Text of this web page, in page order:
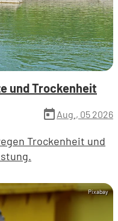
und Trockenheit
today Aug., 05 2026
Trockenheit und
Pixabay